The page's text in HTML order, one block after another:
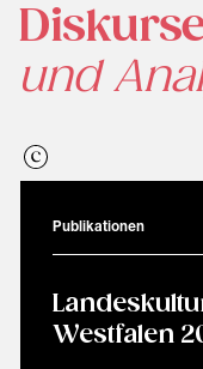
und
Publikationen
Westfalen